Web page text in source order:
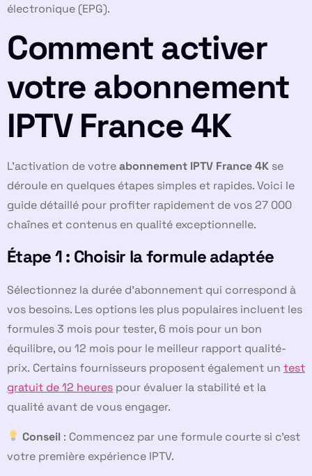
électronique (EPG).
Comment activer
votre abonnement
IPTV France 4K
L’activation de votreabonnement IPTV France 4K se
déroule en quelques étapes simples et rapides. Voici le
guide détaillé pour profiter rapidement de vos 27 000
chaînes et contenus en qualité exceptionnelle.
Étape 1 : Choisir la formule adaptée
Sélectionnez la durée d’abonnement qui correspond à
vos besoins. Les options les plus populaires incluent les
formules 3 mois pour tester, 6 mois pour un bon
équilibre, ou 12 mois pour le meilleur rapport qualité-
prix. Certains fournisseurs proposent également un test
gratuit de 12 heures pour évaluer la stabilité et la
qualité avant de vous engager.
Conseil : Commencez par une formule courte si c’est
votre première expérience IPTV.